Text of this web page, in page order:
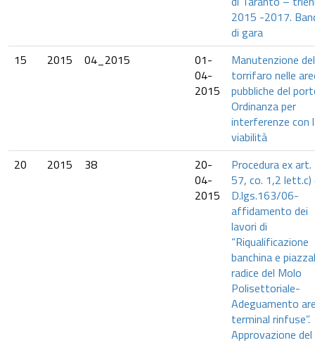
2015 -2017.
di gara
15
2015 04_2015
01-
04-
2015
Manutenzione
torrifaro nelle
pubbliche del
Ordinanza per
interferenze con
viabilità
20
2015 38
20-
04-
2015
Procedura ex art.
57, co. 1,2 lett.c)
D.lgs.163/06-
affidamento dei
lavori di
“Riqualificazione
banchina e
radice del Molo
Polisettoriale-
Adeguamento
terminal rinfuse”.
Approvazione del